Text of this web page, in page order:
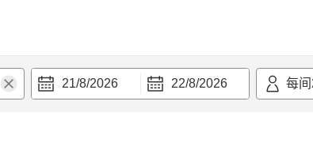
21/8/2026 22/8/2026 每间